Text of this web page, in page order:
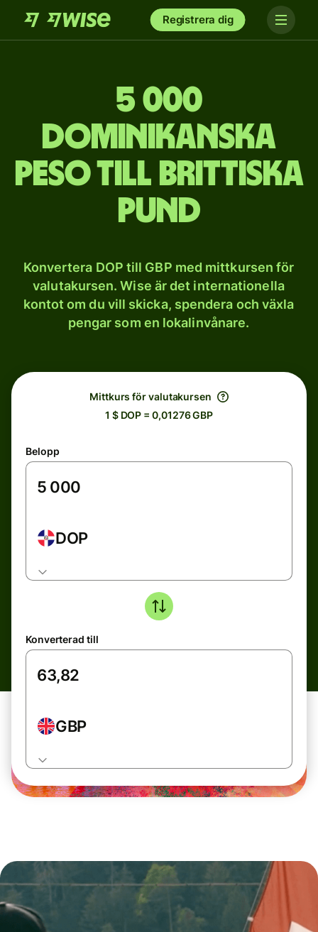
Registrera dig
5 000
dominikanska
peso till brittiska
pund
Konvertera DOP till GBP med mittkursen för
valutakursen. Wise är det internationella
kontot om du vill skicka, spendera och växla
pengar som en lokalinvånare.
Mittkurs för valutakursen
1 $ DOP = 0,01276 GBP
Belopp
DOP
Konverterad till
GBP